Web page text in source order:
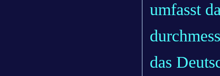
umfasst
das